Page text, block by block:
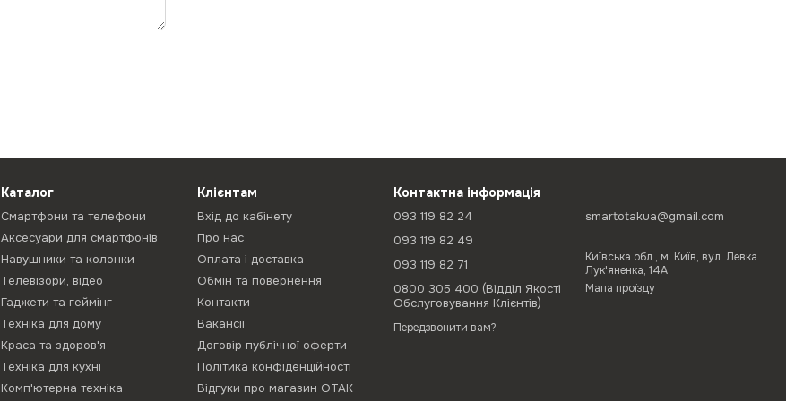
Каталог
Смартфони та телефони
Аксесуари для смартфонів
Навушники та колонки
Телевізори, відео
Гаджети та геймінг
Техніка для дому
Краса та здоров'я
Техніка для кухні
Комп'ютерна техніка
Клієнтам
Вхід до кабінету
Про нас
Оплата і доставка
Обмін та повернення
Контакти
Вакансії
Договір публічної оферти
Політика конфіденційності
Відгуки про магазин ОТАК
Контактна інформація
093 119 82 24
093 119 82 49
093 119 82 71
0800 305 400 (Відділ Якості
Обслуговування Клієнтів)
Передзвонити вам?
smartotakua@gmail.com
Київська обл., м. Київ, вул. Левка
Лук'яненка, 14А
Мапа проїзду